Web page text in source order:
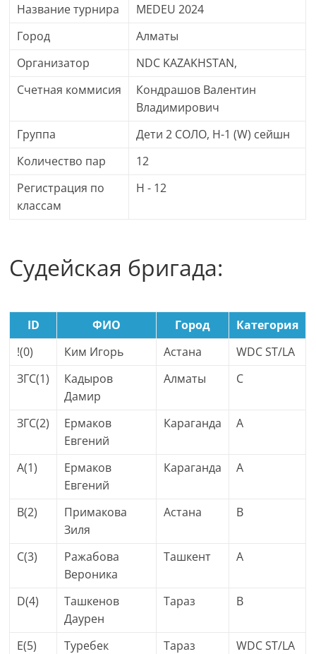
Название турнира
MEDEU 2024
Город
Алматы
Организатор
NDC KAZAKHSTAN,
Счетная коммисия
Кондрашов Валентин
Владимирович
Группа
Дети 2 СОЛО, H-1 (W) сейшн
Количество пар
12
Регистрация по
классам
H - 12
Судейская бригада:
ID ФИО Город
Категория
!(0)
Ким Игорь Астана
WDC ST/LA
ЗГС(1)
Кадыров
Дамир
Алматы C
ЗГС(2)
Ермаков
Евгений
Караганда A
A(1)
Ермаков
Евгений
Караганда A
B(2)
Примакова
Зиля
Астана B
C(3)
Ражабова
Вероника
Ташкент A
D(4)
Ташкенов
Даурен
Тараз B
E(5)
Туребек
Тараз WDC ST/LA